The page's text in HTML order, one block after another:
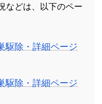
などは、以下のペー
駆除・詳細ページ
駆除・詳細ページ